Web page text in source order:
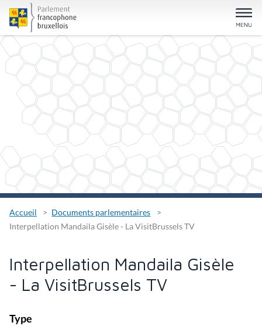
Accueil
Documents parlementaires
Interpellation Mandaila Gisèle - La VisitBrussels TV
Interpellation Mandaila Gisèle
- La VisitBrussels TV
Type